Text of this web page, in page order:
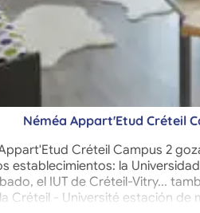
Néméa Appart'Etud Créteil
Créteil Campus 2
establecimientos: la
el IUT de Créteil-Vitry...
Créteil - Université estación de